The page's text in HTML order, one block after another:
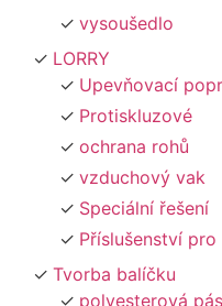
vysoušedlo
LORRY
Upevňovací
Protiskluzové
ochrana rohů
vzduchový vak
Speciální řešení
Příslušenství
Tvorba balíčku
polyesterová